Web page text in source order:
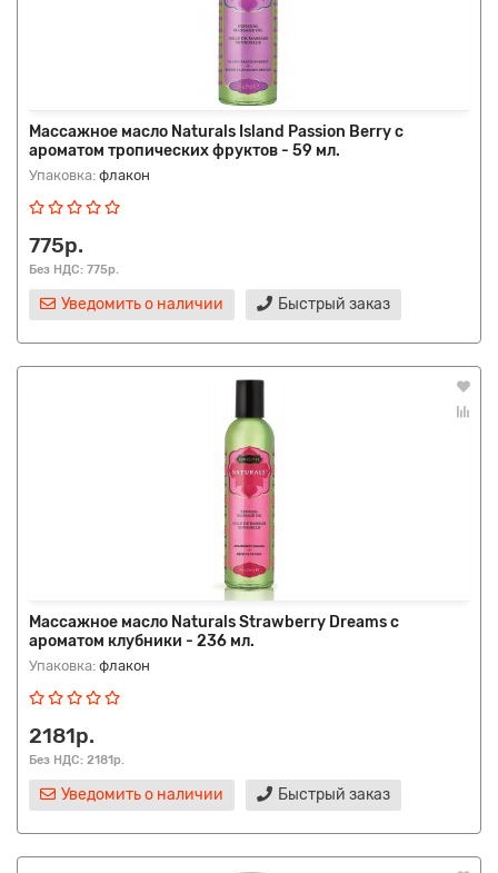
Массажное масло Naturals Island Passion Berry с
ароматом тропических фруктов - 59 мл.
Упаковка: флакон
775р.
Без НДС: 775р.
Уведомить о наличии Быстрый заказ
Массажное масло Naturals Strawberry Dreams с
ароматом клубники - 236 мл.
Упаковка: флакон
2181р.
Без НДС: 2181р.
Уведомить о наличии Быстрый заказ